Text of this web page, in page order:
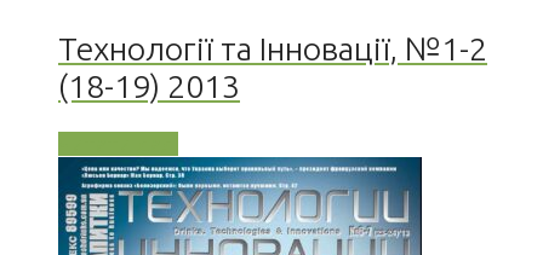
Технології та Інновації, №1-2
(18-19) 2013